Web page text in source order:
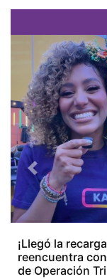
¡La Bichota
en su nuevo
tanto’
Previous